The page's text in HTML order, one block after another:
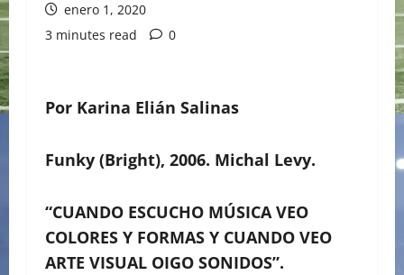
enero 1, 2020
3 minutes read
0
Por Karina Elián Salinas
Funky (Bright), 2006. Michal Levy.
“CUANDO ESCUCHO MÚSICA VEO
COLORES Y FORMAS Y CUANDO VEO
ARTE VISUAL OIGO SONIDOS”.